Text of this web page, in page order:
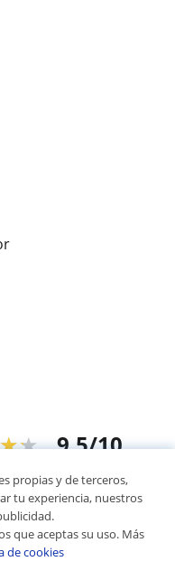
9,5/10
alumnos
propias y de terceros,
tu experiencia, nuestros
que aceptas su uso. Más
de cookies